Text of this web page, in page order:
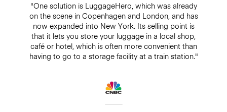
"One solution is LuggageHero, which was already
on the scene in Copenhagen and London, and has
now expanded into New York. Its selling point is
that it lets you store your luggage in a local shop,
café or hotel, which is often more convenient than
having to go to a storage facility at a train station."